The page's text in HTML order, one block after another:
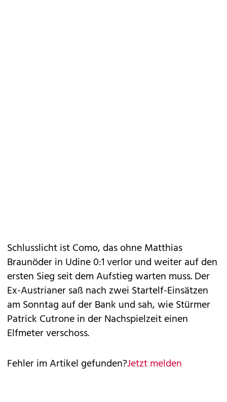
Schlusslicht ist Como, das ohne Matthias
Braunöder in Udine 0:1 verlor und weiter auf den
ersten Sieg seit dem Aufstieg warten muss. Der
Ex-Austrianer saß nach zwei Startelf-Einsätzen
am Sonntag auf der Bank und sah, wie Stürmer
Patrick Cutrone in der Nachspielzeit einen
Elfmeter verschoss.
Fehler im Artikel gefunden?Jetzt melden